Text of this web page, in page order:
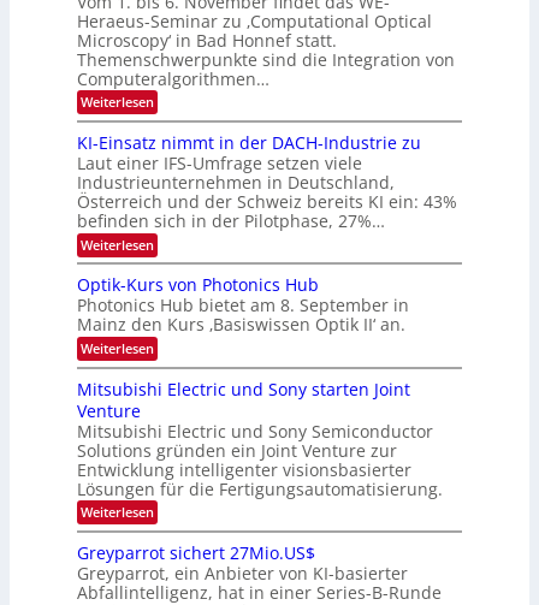
6
d
e
n
k
t
s
e
n
s
m
e
l
d
e
t
s
t
a
r
k
e
W
a
c
h
s
u
i
m
e
r
s
t
e
n
H
a
l
Heraeus-Seminar zu ‚Computational Optical
Microscopy‘ in Bad Honnef statt.
Themenschwerpunkte sind die Integration von
Computeralgorithmen…
Weiterlesen:
8
9
.
W
E
-
H
e
r
a
e
u
s
-
S
e
n
a
r
KI-Einsatz nimmt in der DACH-Industrie zu
Laut einer IFS-Umfrage setzen viele
Industrieunternehmen in Deutschland,
Österreich und der Schweiz bereits KI ein: 43%
befinden sich in der Pilotphase, 27%…
Weiterlesen:
K
-
E
i
n
s
t
n
m
m
t
i
n
d
e
r
D
Optik-Kurs von Photonics Hub
Photonics Hub bietet am 8. September in
Mainz den Kurs ‚Basiswissen Optik II‘ an.
Weiterlesen:
O
p
t
k
-
K
u
r
s
v
o
n
P
h
Mitsubishi Electric und Sony starten Joint
Venture
Mitsubishi Electric und Sony Semiconductor
Solutions gründen ein Joint Venture zur
Entwicklung intelligenter visionsbasierter
Lösungen für die Fertigungsautomatisierung.
Weiterlesen:
M
t
s
u
Greyparrot sichert 27Mio.US$
Greyparrot, ein Anbieter von KI-basierter
Abfallintelligenz, hat in einer Series-B-Runde